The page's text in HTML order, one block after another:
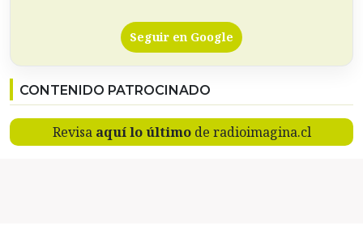
Seguir en Google
CONTENIDO PATROCINADO
Revisa aquí lo últimode radioimagina.cl